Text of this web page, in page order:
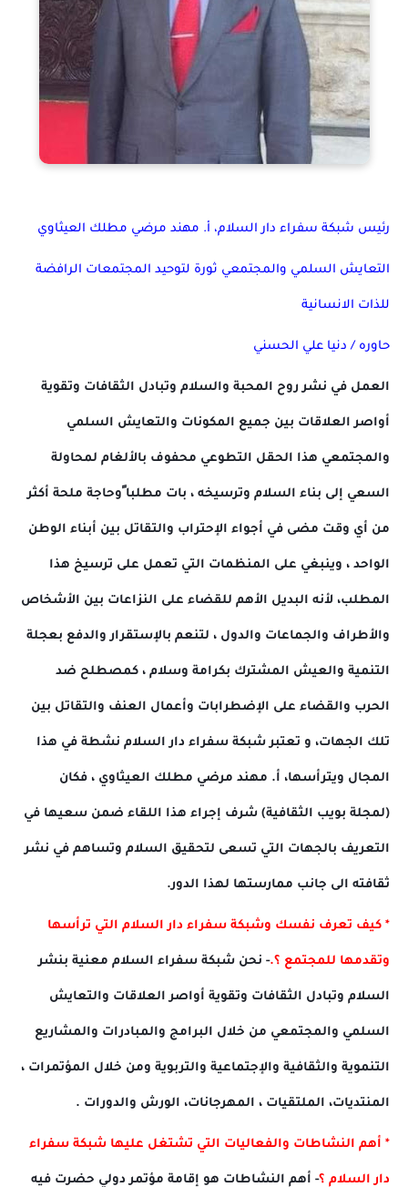
رئيس شبكة سفراء دار السلام، أ. مهند مرضي مطلك العيثاوي
التعايش السلمي والمجتمعي ثورة لتوحيد المجتمعات الرافضة
للذات الانسانية
حاوره / دنيا علي الحسني
العمل في نشر روح المحبة والسلام وتبادل الثقافات وتقوية
أواصر العلاقات بين جميع المكونات والتعايش السلمي
والمجتمعي هذا الحقل التطوعي محفوف بالألغام لمحاولة
السعي إلى بناء السلام وترسيخه ، بات مطلبا ًوحاجة ملحة أكثر
من أي وقت مضى في أجواء الإحتراب والتقاتل بين أبناء الوطن
الواحد ، وينبغي على المنظمات التي تعمل على ترسيخ هذا
المطلب، لأنه البديل الأهم للقضاء على النزاعات بين الأشخاص
والأطراف والجماعات والدول ، لتنعم بالإستقرار والدفع بعجلة
التنمية والعيش المشترك بكرامة وسلام ، كمصطلح ضد
الحرب والقضاء على الإضطرابات وأعمال العنف والتقاتل بين
تلك الجهات، و تعتبر شبكة سفراء دار السلام نشطة في هذا
المجال ويترأسها، أ. مهند مرضي مطلك العيثاوي ، فكان
(لمجلة بويب الثقافية) شرف إجراء هذا اللقاء ضمن سعيها في
التعريف بالجهات التي تسعى لتحقيق السلام وتساهم في نشر
ثقافته الى جانب ممارستها لهذا الدور.
* كيف تعرف نفسك وشبكة سفراء دار السلام التي ترأسها
وتقدمها للمجتمع ؟.- نحن شبكة سفراء السلام معنية بنشر
السلام وتبادل الثقافات وتقوية أواصر العلاقات والتعايش
السلمي والمجتمعي من خلال البرامج والمبادرات والمشاريع
التنموية والثقافية والإجتماعية والتربوية ومن خلال المؤتمرات ،
المنتديات، الملتقيات ، المهرجانات، الورش والدورات .
* أهم النشاطات والفعاليات التي تشتغل عليها شبكة سفراء
دار السلام ؟- أهم النشاطات هو إقامة مؤتمر دولي حضرت فيه